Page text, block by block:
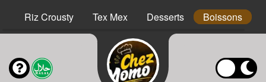
Riz Crousty Tex Mex Desserts Boissons